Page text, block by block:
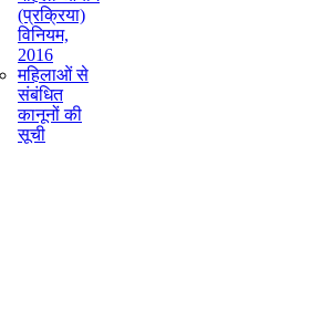
(प्रक्रिया)
विनियम,
2016
महिलाओं से
संबंधित
कानूनों की
सूची